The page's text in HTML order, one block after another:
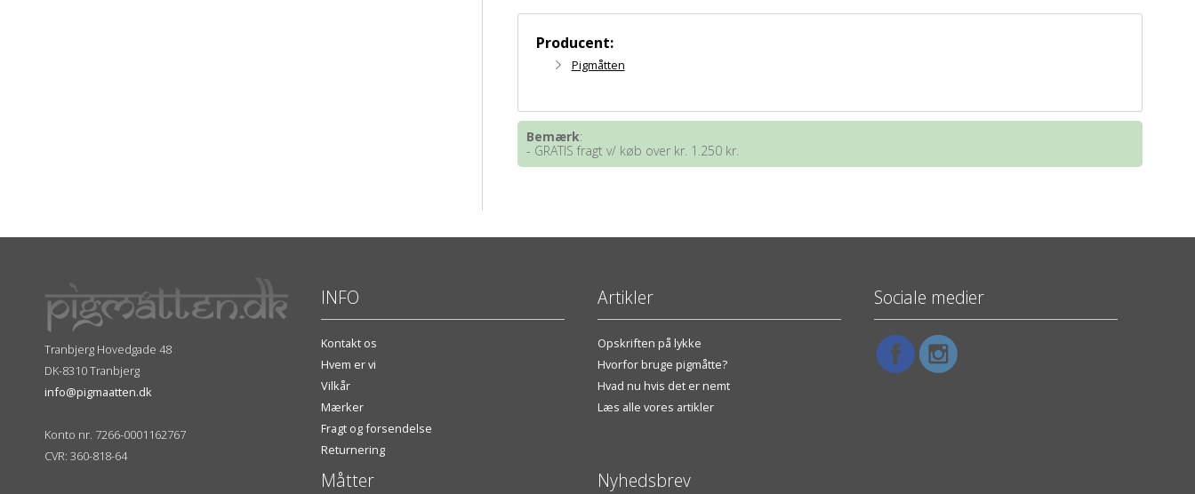
Producent:
Pigmåtten
Bemærk:
- GRATIS fragt v/ køb over kr. 1.250 kr.
Tranbjerg Hovedgade 48
DK-8310 Tranbjerg
info@pigmaatten.dk
Konto nr. 7266-0001162767
CVR: 360-818-64
INFO
Kontakt os
Hvem er vi
Vilkår
Mærker
Fragt og forsendelse
Returnering
Måtter
Artikler
Opskriften på lykke
Hvorfor bruge pigmåtte?
Hvad nu hvis det er nemt
Læs alle vores artikler
Nyhedsbrev
Sociale medier